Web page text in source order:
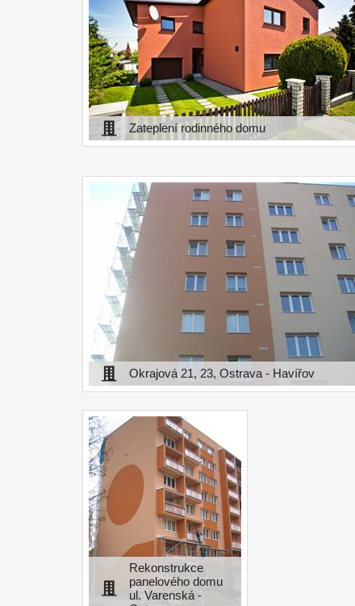
Zateplení rodinného domu
Okrajová 21, 23, Ostrava - Havířov
Rekonstrukce
panelového domu
ul. Varenská -